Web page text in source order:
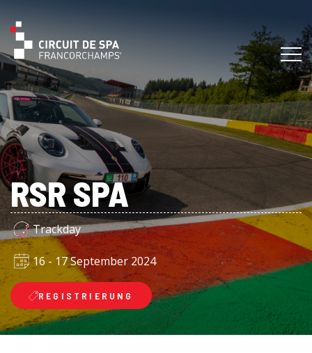
RSR SPA
Trackday
16 - 17 September 2024
REGISTRIERUNG